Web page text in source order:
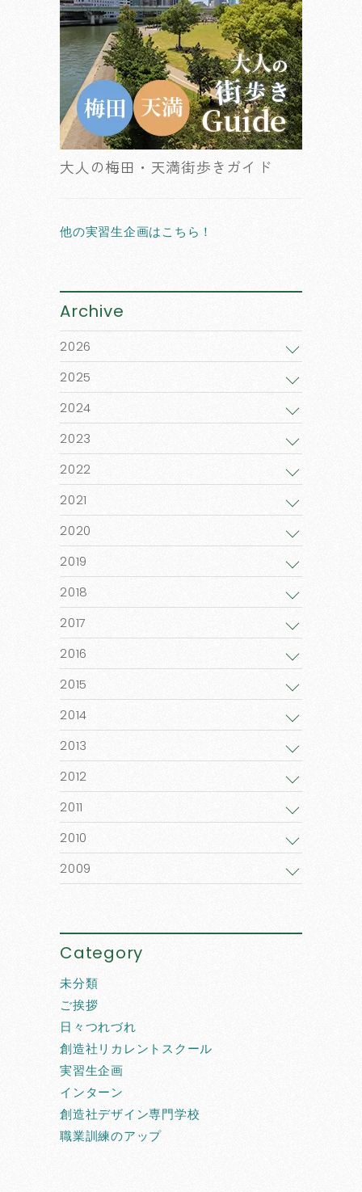
大人の梅田・天満街歩きガイド
他の実習生企画はこちら！
Archive
2026
2025
2024
2023
2022
2021
2020
2019
2018
2017
2016
2015
2014
2013
2012
2011
2010
2009
Category
未分類
ご挨拶
日々つれづれ
創造社リカレントスクール
実習生企画
インターン
創造社デザイン専門学校
職業訓練のアップ